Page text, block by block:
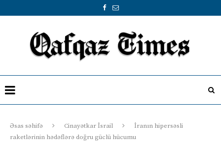
Əsas səhifə Cinayətkar İsrail
İranın hipersəsli
raketlərinin hədəflərə doğru güclü hücumu